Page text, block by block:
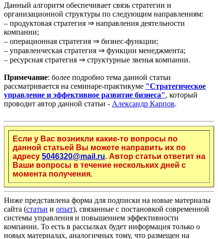
Данный алгоритм обеспечивает связь стратегии и
организационной структуры по следующим направлениям:
– продуктовая стратегия ⇒ направления деятельности
компании;
– операционная стратегия ⇒ бизнес-функции;
– управленческая стратегия ⇒ функции менеджмента;
– ресурсная стратегия ⇒ структурные звенья компании.
Примечание: более подробно тема данной статьи
рассматривается на семинаре-практикуме "Стратегическое
управление и эффективное развитие бизнеса", который
проводит автор данной статьи - Александр Карпов.
Если у Вас возникли какие-то вопросы по
данной статьей Вы можете направить их по
адресу 5046320@mail.ru. Автор статьи ответит на
Ваши вопросы в течение нескольких дней с
момента получения.
Ниже представлена форма для подписки на новые материалы
сайта (статьи и опыт), связанные с постановкой современной
системы управления и повышением эффективности
компании. То есть в рассылках будет информация только о
новых материалах, аналогичных тому, что размещен на